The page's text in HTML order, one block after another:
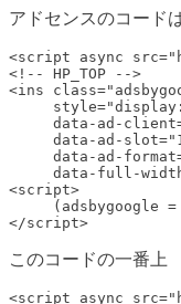
アドセンスのコード
<script async
<!-- HP_TOP -->
<ins
data-ad-
data-ad-
data-ad-
data-full-
<script>
(adsbygoogle
</script>
このコードの一番上
<script async